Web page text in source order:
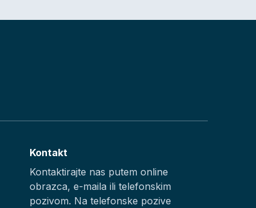
Kontakt
Kontaktirajte nas putem online
obrazca, e-maila ili telefonskim
pozivom. Na telefonske pozive